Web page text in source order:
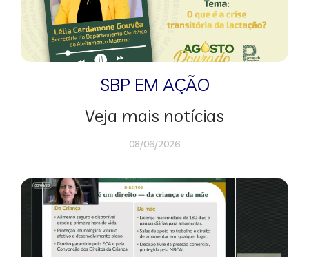
SBP EM AÇÃO
Veja mais notícias
08/06/2026